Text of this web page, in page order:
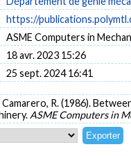
https://
ASME Computers in
18 avr. 2023 15:26
25 sept. 2024 16:41
Camarero, R. (1986).
ASME Computers in